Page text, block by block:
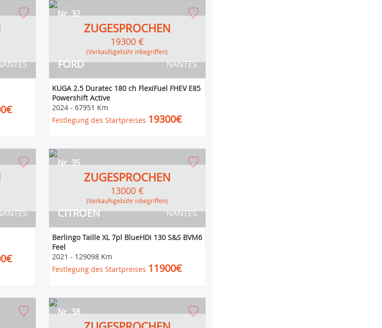
FORD
Nr. 32
NANTES
ZUGESPROCHEN
19300 €
(Verkaufsgebühr inbegriffen)
KUGA 2.5 Duratec 180 ch FlexiFuel FHEV E85
Powershift Active
2024- 67951 Km
Festlegung des Startpreises 19300€
CITROEN
Nr. 35
NANTES
ZUGESPROCHEN
13000 €
(Verkaufsgebühr inbegriffen)
Berlingo Taille XL 7pl BlueHDi 130 S&S BVM6
Feel
2021 - 129098 Km
Festlegung des Startpreises 11900€
Nr. 38